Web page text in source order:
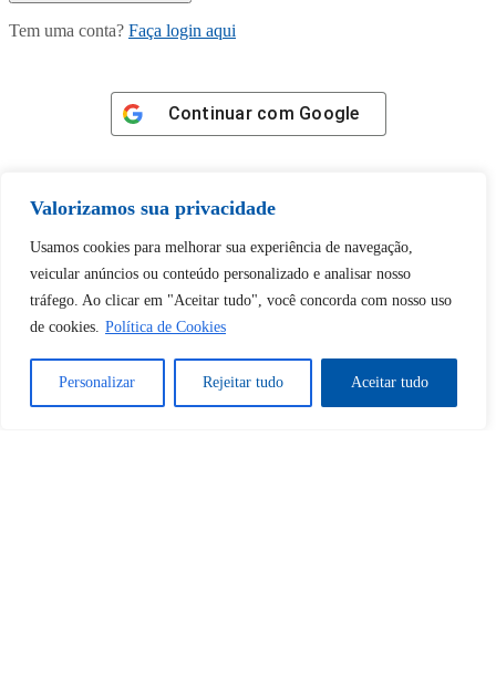
Valorizamos sua privacidade
Usamos cookies para melhorar sua experiência de navegação,
veicular anúncios ou conteúdo personalizado e analisar nosso
tráfego. Ao clicar em "Aceitar tudo", você concorda com nosso uso
de cookies. Política de Cookies
Personalizar Rejeitar tudo Aceitar tudo
Tem uma conta? Faça login aqui
Continuar com Google
Tem certeza de que deseja
desbloquear esta publicação?
Desbloquear esquerda : 0